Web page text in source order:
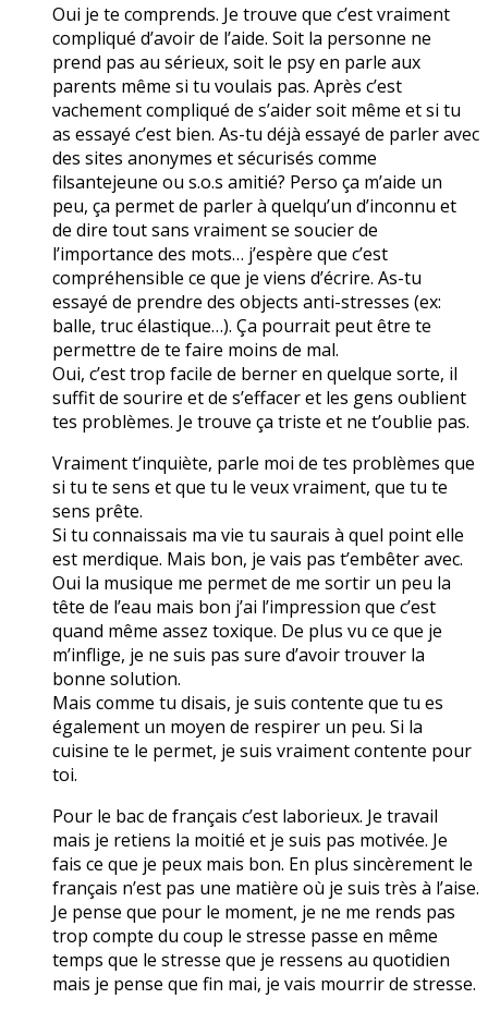
Oui je te comprends. Je trouve que c’est vraiment
compliqué d’avoir de l’aide. Soit la personne ne
prend pas au sérieux, soit le psy en parle aux
parents même si tu voulais pas. Après c’est
vachement compliqué de s’aider soit même et si tu
as essayé c’est bien. As-tu déjà essayé de parler avec
des sites anonymes et sécurisés comme
filsantejeune ou s.o.s amitié? Perso ça m’aide un
peu, ça permet de parler à quelqu’un d’inconnu et
de dire tout sans vraiment se soucier de
l’importance des mots… j’espère que c’est
compréhensible ce que je viens d’écrire. As-tu
essayé de prendre des objects anti-stresses (ex:
balle, truc élastique…). Ça pourrait peut être te
permettre de te faire moins de mal.
Oui, c’est trop facile de berner en quelque sorte, il
suffit de sourire et de s’effacer et les gens oublient
tes problèmes. Je trouve ça triste et ne t’oublie pas.
Vraiment t’inquiète, parle moi de tes problèmes que
si tu te sens et que tu le veux vraiment, que tu te
sens prête.
Si tu connaissais ma vie tu saurais à quel point elle
est merdique. Mais bon, je vais pas t’embêter avec.
Oui la musique me permet de me sortir un peu la
tête de l’eau mais bon j’ai l’impression que c’est
quand même assez toxique. De plus vu ce que je
m’inflige, je ne suis pas sure d’avoir trouver la
bonne solution.
Mais comme tu disais, je suis contente que tu es
également un moyen de respirer un peu. Si la
cuisine te le permet, je suis vraiment contente pour
toi.
Pour le bac de français c’est laborieux. Je travail
mais je retiens la moitié et je suis pas motivée. Je
fais ce que je peux mais bon. En plus sincèrement le
français n’est pas une matière où je suis très à l’aise.
Je pense que pour le moment, je ne me rends pas
trop compte du coup le stresse passe en même
temps que le stresse que je ressens au quotidien
mais je pense que fin mai, je vais mourrir de stresse.